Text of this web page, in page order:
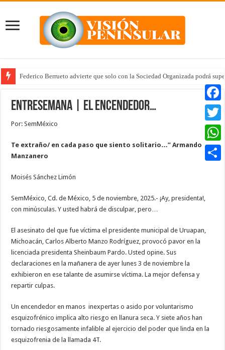
Federico Berrueto advierte que solo con la Sociedad Organizada podrá
Entresemana | El encendedor…
Por: SemMéxico
Te extraño/ en cada paso que siento solitario…” Armando
Manzanero
Moisés Sánchez Limón
SemMéxico, Cd. de México, 5 de noviembre, 2025.- ¡Ay, presidenta!,
con minúsculas. Y usted habrá de disculpar, pero…
El asesinato del que fue víctima el presidente municipal de Uruapan,
Michoacán, Carlos Alberto Manzo Rodríguez, provocó pavor en la
licenciada presidenta Sheinbaum Pardo. Usted opine. Sus
declaraciones en la mañanera de ayer lunes 3 de noviembre la
exhibieron en ese talante de asumirse víctima. La mejor defensa y
repartir culpas.
Un encendedor en manos inexpertas o asido por voluntarismo
esquizofrénico implica alto riesgo en llanura seca. Y siete años han
tornado riesgosamente infalible al ejercicio del poder que linda en la
esquizofrenia de la llamada 4T.
Twitter